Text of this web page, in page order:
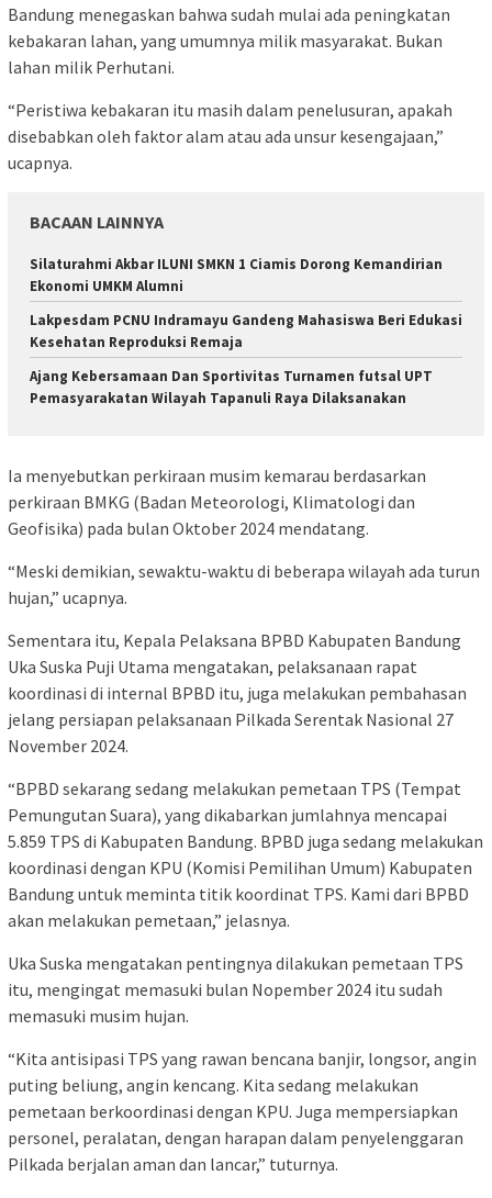
Bandung menegaskan bahwa sudah mulai ada peningkatan
kebakaran lahan, yang umumnya milik masyarakat. Bukan
lahan milik Perhutani.
“Peristiwa kebakaran itu masih dalam penelusuran, apakah
disebabkan oleh faktor alam atau ada unsur kesengajaan,”
ucapnya.
BACAAN LAINNYA
Silaturahmi Akbar ILUNI SMKN 1 Ciamis Dorong Kemandirian
Ekonomi UMKM Alumni
Lakpesdam PCNU Indramayu Gandeng Mahasiswa Beri Edukasi
Kesehatan Reproduksi Remaja
Ajang Kebersamaan Dan Sportivitas Turnamen futsal UPT
Pemasyarakatan Wilayah Tapanuli Raya Dilaksanakan
Ia menyebutkan perkiraan musim kemarau berdasarkan
perkiraan BMKG (Badan Meteorologi, Klimatologi dan
Geofisika) pada bulan Oktober 2024 mendatang.
“Meski demikian, sewaktu-waktu di beberapa wilayah ada turun
hujan,” ucapnya.
Sementara itu, Kepala Pelaksana BPBD Kabupaten Bandung
Uka Suska Puji Utama mengatakan, pelaksanaan rapat
koordinasi di internal BPBD itu, juga melakukan pembahasan
jelang persiapan pelaksanaan Pilkada Serentak Nasional 27
November 2024.
“BPBD sekarang sedang melakukan pemetaan TPS (Tempat
Pemungutan Suara), yang dikabarkan jumlahnya mencapai
5.859 TPS di Kabupaten Bandung. BPBD juga sedang melakukan
koordinasi dengan KPU (Komisi Pemilihan Umum) Kabupaten
Bandung untuk meminta titik koordinat TPS. Kami dari BPBD
akan melakukan pemetaan,” jelasnya.
Uka Suska mengatakan pentingnya dilakukan pemetaan TPS
itu, mengingat memasuki bulan Nopember 2024 itu sudah
memasuki musim hujan.
“Kita antisipasi TPS yang rawan bencana banjir, longsor, angin
puting beliung, angin kencang. Kita sedang melakukan
pemetaan berkoordinasi dengan KPU. Juga mempersiapkan
personel, peralatan, dengan harapan dalam penyelenggaran
Pilkada berjalan aman dan lancar,” tuturnya.